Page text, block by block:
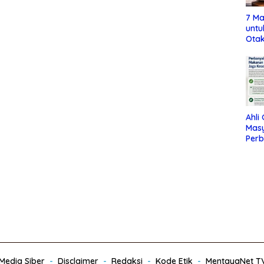
7
Ahli
Siber Disclaimer Redaksi Kode Etik MentayaNet